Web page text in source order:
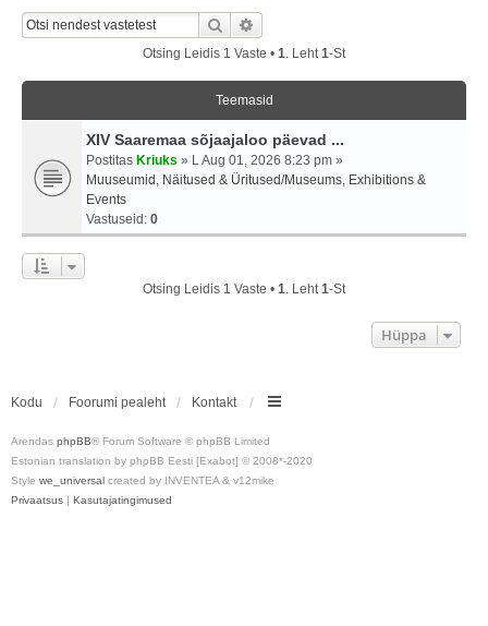
Otsi
Otsing Leidis 1 Vaste • 1. Leht1-st
Teemasid
XIV Saaremaa sõjaajaloo päevad ...
Postitas Kriuks » L Aug 01, 2026 8:23 pm »
Muuseumid, Näitused & Üritused/Museums, Exhibitions &
Events
Vastuseid: 0
Otsing Leidis 1 Vaste • 1. Leht1-st
Hüppa
Kodu Foorumi pealeht Kontakt
Arendas phpBB® Forum Software © phpBB Limited
Estonian translation by phpBB Eesti [Exabot] © 2008*-2020
Style we_universal created by INVENTEA & v12mike
Privaatsus | Kasutajatingimused